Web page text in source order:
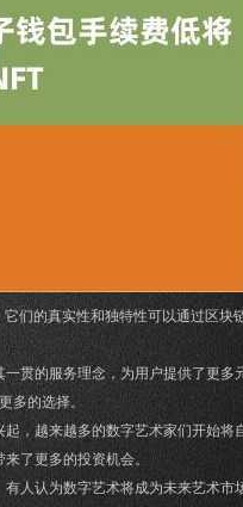
们的真实性和独特性可以通过区
贯的服务理念，为用户提供了更
多的选择。
，越来越多的数字艺术家们开始
了更多的投资机会。
人认为数字艺术将成为未来艺术